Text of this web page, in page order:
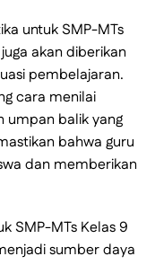
untuk SMP-MTs
akan diberikan
pembelajaran.
cara menilai
umpan balik yang
bahwa guru
dan memberikan
SMP-MTs Kelas 9
sumber daya